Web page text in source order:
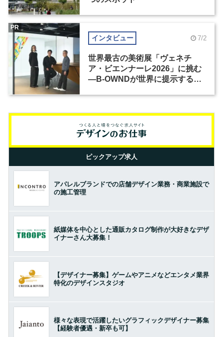
インタビュー 7/2
世界最古の美術展「ヴェネチ
ア・ビエンナーレ2026」に挑む
―B-OWNDが世界に提示する美
PR
ピックアップ求人
アパレルブランドでの店舗デザイン業務・商業施設で
の施工管理
紙媒体を中心とした通販カタログ制作が大好きなデザ
イナーさん大募集！
【デザイナー募集】ゲームやアニメなどエンタメ業界
特化のデザインスタジオ
様々な表現で活躍したいグラフィックデザイナー募集
【経験者優遇・新卒も可】